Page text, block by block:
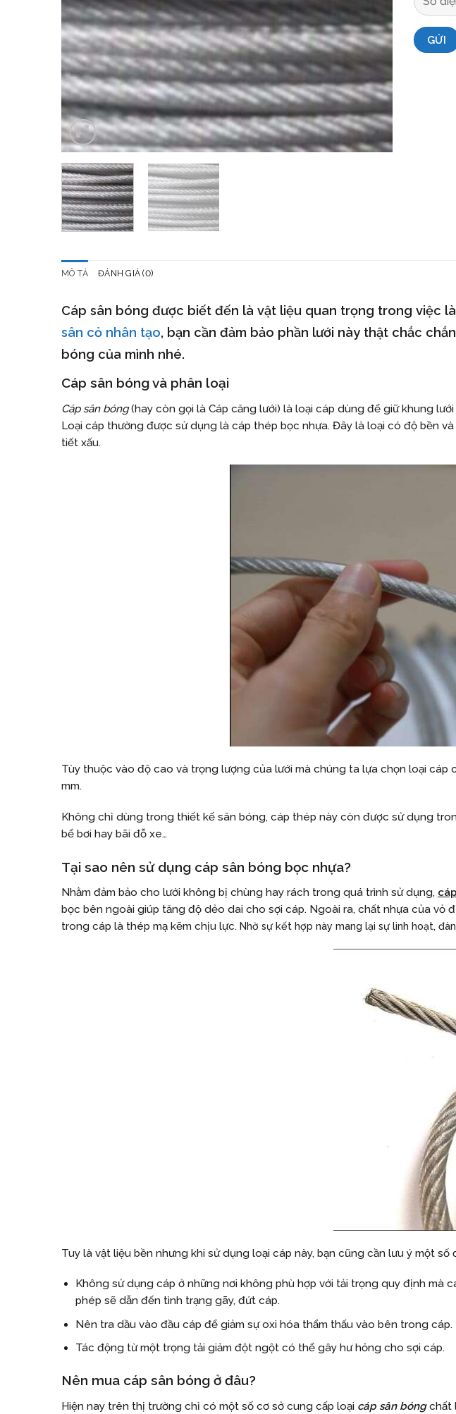
MÔ TẢ ĐÁNH GIÁ (0)
Cáp sân bóng được biết đến là vật liệu quan trọng trong việc
sân cỏ nhân tạo, bạn cần đảm bảo phần lưới này thật chắc
bóng của mình nhé.
Cáp sân bóng và phân loại
Cáp sân bóng(hay còn gọi là Cáp căng lưới) là loại cáp dùng để giữ khung
Loại cáp thường được sử dụng là cáp thép bọc nhựa. Đây là loại có độ bền
tiết xấu.
Tùy thuộc vào độ cao và trọng lượng của lưới mà chúng ta lựa chọn loại
mm.
Không chỉ dùng trong thiết kế sân bóng, cáp thép này còn được sử dụng
bể bơi hay bãi đỗ xe…
Tại sao nên sử dụng cáp sân bóng bọc nhựa?
Nhằm đảm bảo cho lưới không bị chùng hay rách trong quá trình sử dụng,
bọc bên ngoài giúp tăng độ dẻo dai cho sợi cáp. Ngoài ra, chất nhựa của vỏ
trong cáp là thép mạ kẽm chịu lực. Nhờ sự kết hợp này mang lại sự linh hoạt,
Tuy là vật liệu bền nhưng khi sử dụng loại cáp này, bạn cũng cần lưu ý một số
Không sử dụng cáp ở những nơi không phù hợp với tải trọng quy định
phép sẽ dẫn đến tình trạng gãy, đứt cáp.
Nên tra dầu vào đầu cáp để giảm sự oxi hóa thẩm thấu vào bên trong cáp.
Tác động từ một trọng tải giảm đột ngột có thể gây hư hỏng cho sợi cáp.
Nên mua cáp sân bóng ở đâu?
Hiện nay trên thị trường chỉ có một số cơ sở cung cấp loại cáp sân bóng chất